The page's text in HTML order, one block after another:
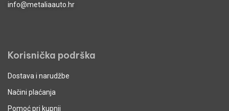
info@metaliaauto.hr
Korisnička podrška
Dostava i narudžbe
Načini plaćanja
Pomoć pri kupnji